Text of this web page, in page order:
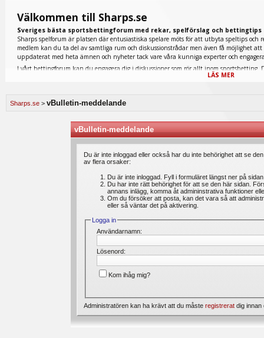
Välkommen till Sharps.se
Sveriges bästa sportsbettingforum med rekar, spelförslag och bettingtips
Sharps spelforum är platsen där entusiastiska spelare möts för att utbyta speltips och
medlem kan du ta del av samtliga rum och diskussionstrådar men även få möjlighet
uppdaterat med heta ämnen och nyheter tack vare våra kunniga experter och
I vårt bettingforum kan du engagera dig i diskussioner som rör allt inom sportsbetting.
tennis finns representerade nedan men även extremt populära fantasy sports och e-
Vi lägger ständigt ut nya artiklar i vårt oddsforum där medlemmar kan läsa
förbättras. Välkommen!
Bli medlem gratishos oss och du kommer att få möjlighet att skapa trådar, skriva
LÄS MER
Sharps.se > vBulletin-meddelande
vBulletin-meddelande
Du är inte inloggad eller också har du inte behörighet att se
av flera orsaker:
Du är inte inloggad. Fyll i formuläret längst ner på
Du har inte rätt behörighet för att se den här sidan.
annans inlägg, komma åt admininstrativa funktioner
Om du försöker att posta, kan det vara så att
eller så väntar det på aktivering.
Logga in
Användarnamn:
Lösenord:
Kom ihåg mig?
Administratören kan ha krävt att du måste registrerat dig innan